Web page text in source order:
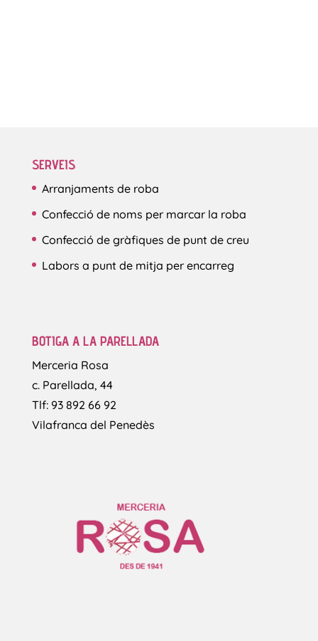
SERVEIS
Arranjaments de roba
Confecció de noms per marcar la roba
Confecció de gràfiques de punt de creu
Labors a punt de mitja per encarreg
BOTIGA A LA PARELLADA
Merceria Rosa
c. Parellada, 44
Tlf: 93 892 66 92
Vilafranca del Penedès